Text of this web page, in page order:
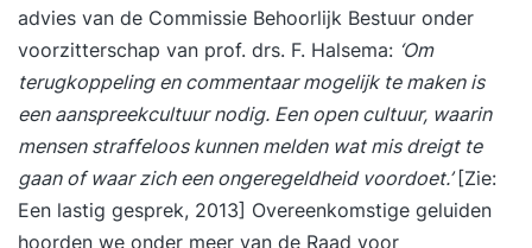
advies van de Commissie Behoorlijk Bestuur onder
voorzitterschap van prof. drs. F. Halsema: ‘Om
terugkoppeling en commentaar mogelijk te maken is
een aanspreekcultuur nodig. Een open cultuur, waarin
mensen straffeloos kunnen melden wat mis dreigt te
gaan of waar zich een ongeregeldheid voordoet.’ [Zie:
Een lastig gesprek, 2013] Overeenkomstige geluiden
hoorden we onder meer van de Raad voor